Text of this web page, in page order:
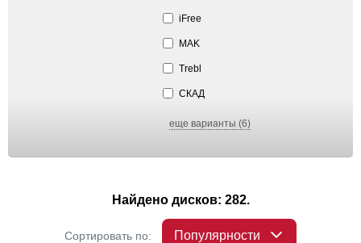
iFree
MAK
Trebl
СКАД
еще варианты (6)
Найдено дисков: 282.
Сортировать по: Популярности